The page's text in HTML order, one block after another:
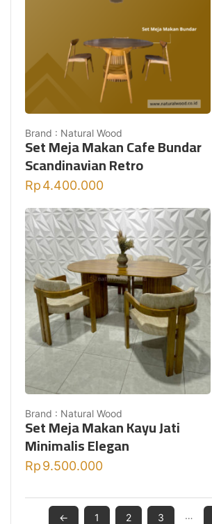
Brand : Natural Wood
Set Meja Makan Cafe Bundar
Scandinavian Retro
Rp4.400.000
Brand : Natural Wood
Set Meja Makan Kayu Jati
Minimalis Elegan
Rp9.500.000
← 1 2 3 …